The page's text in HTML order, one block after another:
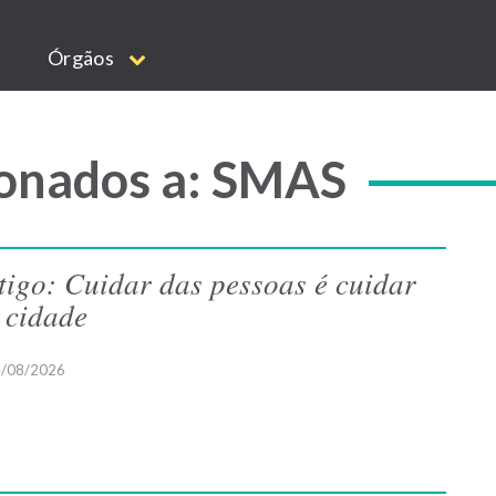
Órgãos
a: SMAS
Cuidar das pessoas é cuidar
08/2026